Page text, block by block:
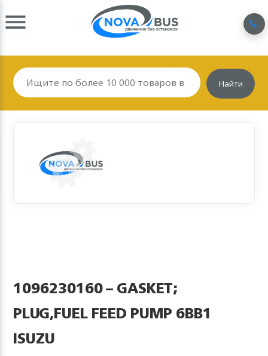
Найти
1096230160 – GASKET;
PLUG,FUEL FEED PUMP 6BB1
ISUZU